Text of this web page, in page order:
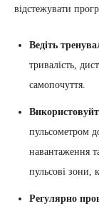
відстежувати
Ведіть
тривалість,
самопочуття.
пульсометром
навантаження
пульсові зони,
Регулярно